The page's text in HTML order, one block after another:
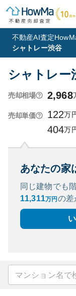
不動産AI査定
シャトレー渋谷
シャトレー
売却相場 2,968
売却単価 122万
404万
あなたの家
同じ建物でも
11,311万円 の差